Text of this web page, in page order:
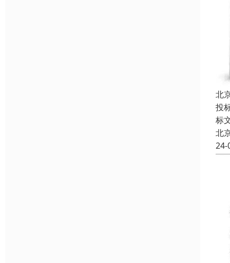
北
投
标
北
24-